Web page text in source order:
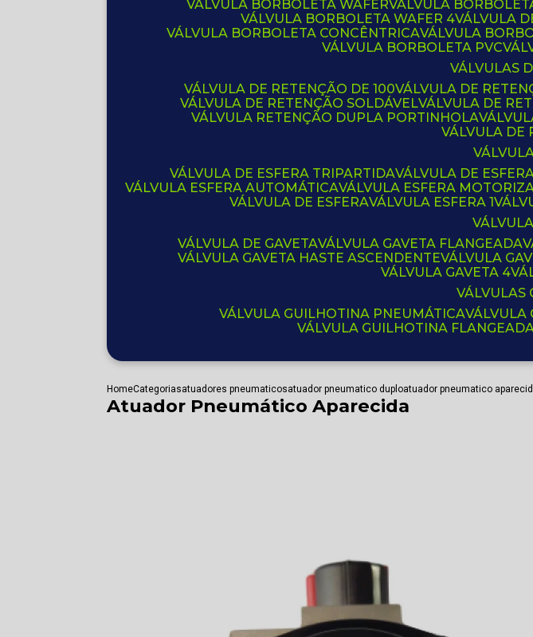
VÁLVULA BORBOLETA WAFER VÁLVULA
VÁLVULA BORBOLETA WAFER 4 VÁLVULA
VÁLVULA BORBOLETA CONCÊNTRICA VÁLVULA
VÁLVULA BORBOLETA PVC
VÁLVULAS
VÁLVULA DE RETENÇÃO DE 100 VÁLVULA DE
VÁLVULA DE RETENÇÃO SOLDÁVEL VÁLVULA DE
VÁLVULA RETENÇÃO DUPLA PORTINHOLA
VÁLVULA DE
VÁLVULA DE ESFERA TRIPARTIDA VÁLVULA DE
VÁLVULA ESFERA AUTOMÁTICA VÁLVULA ESFERA
VÁLVULA DE ESFERA VÁLVULA ESFERA 1
VÁLVULA DE GAVETA VÁLVULA GAVETA FLANGEADA
VÁLVULA GAVETA HASTE ASCENDENTE VÁLVULA
VÁLVULA GAVETA 4
VÁLVULA GUILHOTINA PNEUMÁTICA
VÁLVULA GUILHOTINA
HomeCategoriasatuadores pneumaticosatuador pneumatico duploatuador pneumatico
Atuador Pneumático Aparecida